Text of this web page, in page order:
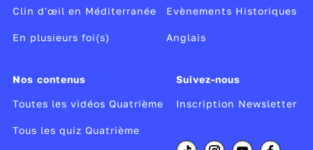
Clin d'œil en Méditerranée
En plusieurs foi(s)
Evènements Historiques
Anglais
Nos contenus
Toutes les vidéos Quatrième
Tous les quiz Quatrième
Suivez-nous
Inscription Newsletter